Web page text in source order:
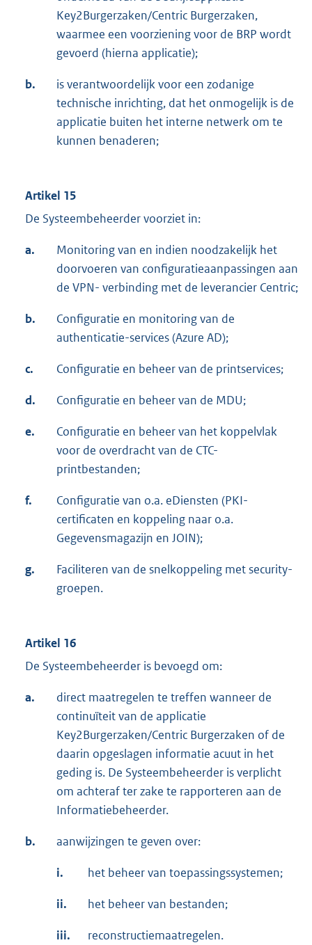
Key2Burgerzaken/Centric Burgerzaken,
waarmee een voorziening voor de BRP wordt
gevoerd (hierna applicatie);
b.
is verantwoordelijk voor een zodanige
technische inrichting, dat het onmogelijk is de
applicatie buiten het interne netwerk om te
kunnen benaderen;
Artikel 15
De Systeembeheerder voorziet in:
a.
Monitoring van en indien noodzakelijk het
doorvoeren van configuratieaanpassingen aan
de VPN- verbinding met de leverancier Centric;
b.
Configuratie en monitoring van de
authenticatie-services (Azure AD);
c. Configuratie en beheer van de printservices;
d. Configuratie en beheer van de MDU;
e.
Configuratie en beheer van het koppelvlak
voor de overdracht van de CTC-
printbestanden;
f.
Configuratie van o.a. eDiensten (PKI-
certificaten en koppeling naar o.a.
Gegevensmagazijn en JOIN);
g.
Faciliteren van de snelkoppeling met security-
groepen.
Artikel 16
De Systeembeheerder is bevoegd om:
a.
direct maatregelen te treffen wanneer de
continuïteit van de applicatie
Key2Burgerzaken/Centric Burgerzaken of de
daarin opgeslagen informatie acuut in het
geding is. De Systeembeheerder is verplicht
om achteraf ter zake te rapporteren aan de
Informatiebeheerder.
b. aanwijzingen te geven over:
i. het beheer van toepassingssystemen;
ii. het beheer van bestanden;
iii. reconstructiemaatregelen.